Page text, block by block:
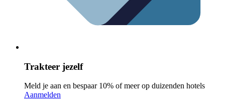
Trakteer jezelf
Meld je aan en bespaar 10% of meer op duizenden hotels
Aanmelden